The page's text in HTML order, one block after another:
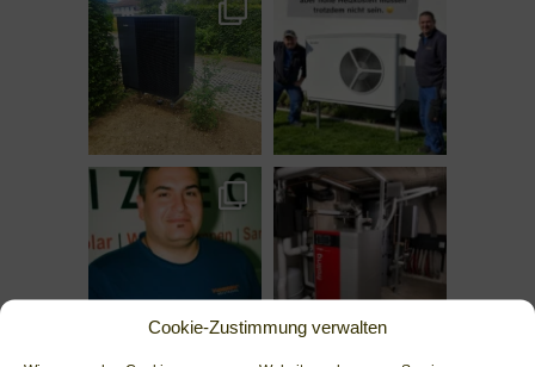
Cookie-Zustimmung verwalten